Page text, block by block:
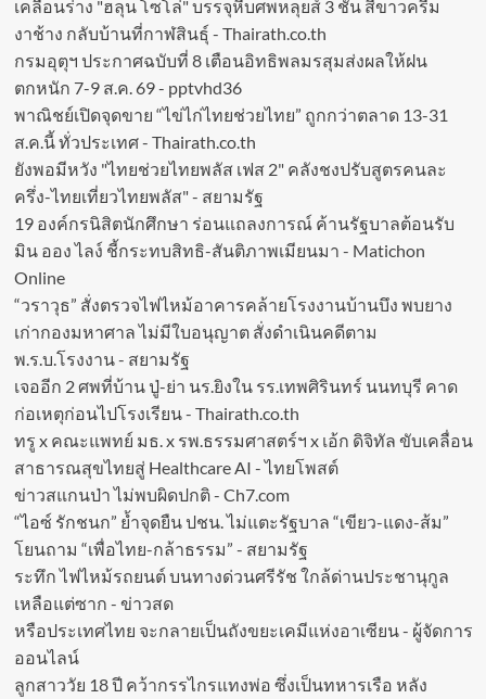
เคลื่อนร่าง "ฮลุน โซโล่" บรรจุหีบศพหลุยส์ 3 ชั้น สีขาวครีม
งาช้าง กลับบ้านที่กาฬสินธุ์ - Thairath.co.th
กรมอุตุฯ ประกาศฉบับที่ 8 เตือนอิทธิพลมรสุมส่งผลให้ฝน
ตกหนัก 7-9 ส.ค. 69 - pptvhd36
พาณิชย์เปิดจุดขาย “ไข่ไก่ไทยช่วยไทย” ถูกกว่าตลาด 13-31
ส.ค.นี้ ทั่วประเทศ - Thairath.co.th
ยังพอมีหวัง "ไทยช่วยไทยพลัส เฟส 2" คลังชงปรับสูตรคนละ
ครึ่ง-ไทยเที่ยวไทยพลัส" - สยามรัฐ
19 องค์กรนิสิตนักศึกษา ร่อนแถลงการณ์ ค้านรัฐบาลต้อนรับ
มิน ออง ไลง์ ชี้กระทบสิทธิ-สันติภาพเมียนมา - Matichon
Online
“วราวุธ” สั่งตรวจไฟไหม้อาคารคล้ายโรงงานบ้านบึง พบยาง
เก่ากองมหาศาล ไม่มีใบอนุญาต สั่งดำเนินคดีตาม
พ.ร.บ.โรงงาน - สยามรัฐ
เจออีก 2 ศพที่บ้าน ปู่-ย่า นร.ยิงใน รร.เทพศิรินทร์ นนทบุรี คาด
ก่อเหตุก่อนไปโรงเรียน - Thairath.co.th
ทรู x คณะแพทย์ มธ. x รพ.ธรรมศาสตร์ฯ x เอ้ก ดิจิทัล ขับเคลื่อน
สาธารณสุขไทยสู่ Healthcare AI - ไทยโพสต์
ข่าวสแกนป่า ไม่พบผิดปกติ - Ch7.com
“ไอซ์ รักชนก” ย้ำจุดยืน ปชน. ไม่แตะรัฐบาล “เขียว-แดง-ส้ม”
โยนถาม “เพื่อไทย-กล้าธรรม” - สยามรัฐ
ระทึก ไฟไหม้รถยนต์ บนทางด่วนศรีรัช ใกล้ด่านประชานุกูล
เหลือแต่ซาก - ข่าวสด
หรือประเทศไทย จะกลายเป็นถังขยะเคมีแห่งอาเซียน - ผู้จัดการ
ออนไลน์
ลูกสาววัย 18 ปี คว้ากรรไกรแทงพ่อ ซึ่งเป็นทหารเรือ หลัง